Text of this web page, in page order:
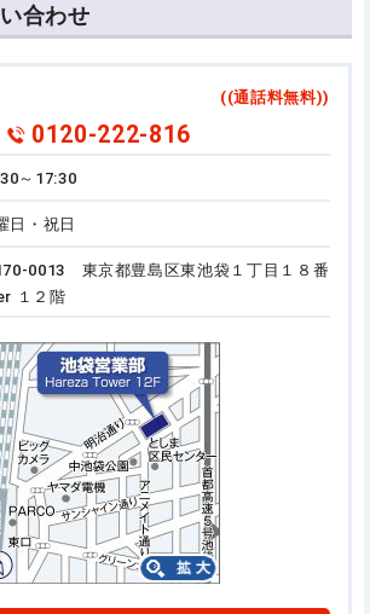
合わせ
((通話料無料))
0120-222-816
～17:30
日・祝日
0013 東京都豊島区東池袋１丁目１８番
１２階